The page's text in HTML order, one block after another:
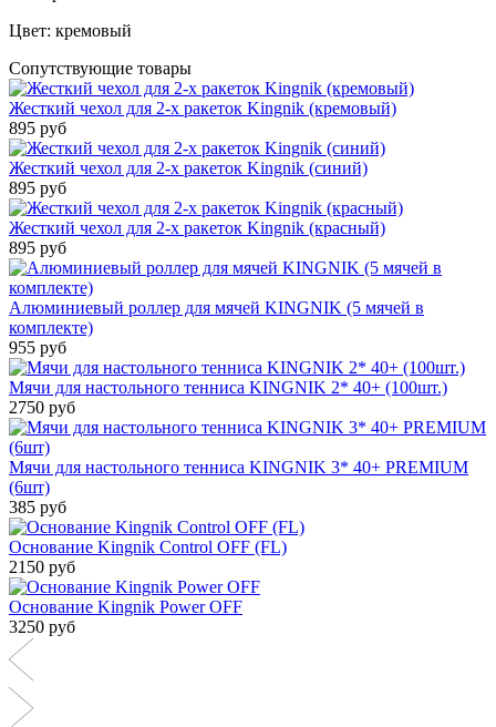
Цвет: кремовый
Сопутствующие товары
Жесткий чехол для 2-х ракеток Kingnik (кремовый)
895 руб
Жесткий чехол для 2-х ракеток Kingnik (синий)
895 руб
Жесткий чехол для 2-х ракеток Kingnik (красный)
895 руб
Алюминиевый роллер для мячей KINGNIK (5 мячей в
комплекте)
955 руб
Мячи для настольного тенниса KINGNIK 2* 40+ (100шт.)
2750 руб
Мячи для настольного тенниса KINGNIK 3* 40+ PREMIUM
(6шт)
385 руб
Основание Kingnik Control OFF (FL)
2150 руб
Основание Kingnik Power OFF
3250 руб